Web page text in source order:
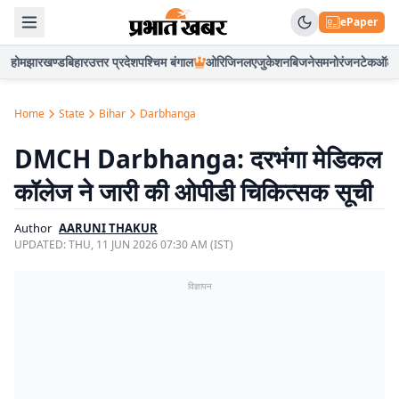
ePaper
होमझारखण्डबिहारउत्तर प्रदेशपश्चिम बंगाल ओरिजिनलएजुकेशनबिजनेसमनोरंजनटेकऑटो
Home State Bihar Darbhanga
DMCH Darbhanga: दरभंगा मेडिकल
कॉलेज ने जारी की ओपीडी चिकित्सक सूची
Author AARUNI THAKUR
UPDATED:THU, 11 JUN 2026 07:30 AM (IST)
विज्ञापन